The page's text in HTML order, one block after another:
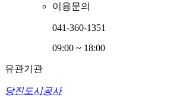
이용문의
041-360-1351
09:00 ~ 18:00
유관기관
당진도시공사